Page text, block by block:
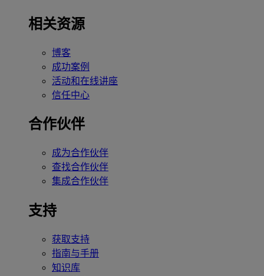
相关资源
博客
成功案例
活动和在线讲座
信任中心
合作伙伴
成为合作伙伴
查找合作伙伴
集成合作伙伴
支持
获取支持
指南与手册
知识库